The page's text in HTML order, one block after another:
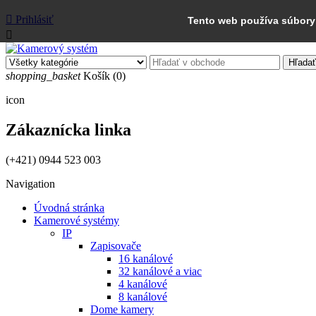
Tento web používa
 Prihlásiť

Hľadať
shopping_basket Košík (0)
icon
Zákaznícka linka
(+421) 0944 523 003
Navigation
Úvodná stránka
Kamerové systémy
IP
Zapisovače
16 kanálové
32 kanálové a viac
4 kanálové
8 kanálové
Dome kamery